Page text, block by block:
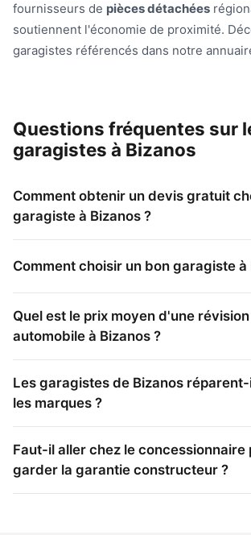
fournisseurs de pièces détachées
soutiennent l'économie de proximité.
garagistes référencés dans notre
Questions fréquentes sur
garagistes à Bizanos
Comment obtenir un devis gratuit
garagiste à Bizanos ?
Comment choisir un bon garagiste à
Quel est le prix moyen d'une révision
automobile à Bizanos ?
Les garagistes de Bizanos
les marques ?
Faut-il aller chez le concessionnaire
garder la garantie constructeur ?